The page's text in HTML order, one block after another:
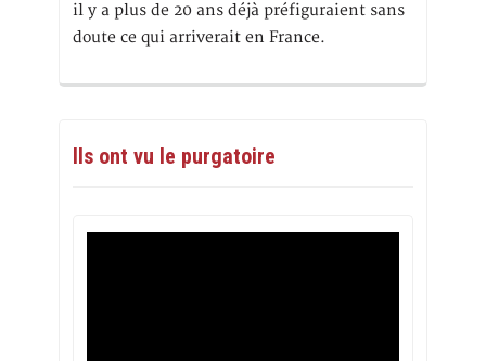
il y a plus de 20 ans déjà préfiguraient sans
doute ce qui arriverait en France.
Ils ont vu le purgatoire